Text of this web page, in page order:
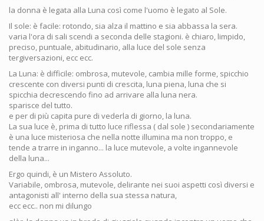
la donna è legata alla Luna così come l'uomo è legato al Sole.
Il sole: è facile: rotondo, sia alza il mattino e sia abbassa la sera.
varia l'ora di sali scendi a seconda delle stagioni. è chiaro, limpido,
preciso, puntuale, abitudinario, alla luce del sole senza
tergiversazioni, ecc ecc.
La Luna: è difficile: ombrosa, mutevole, cambia mille forme, spicchio
crescente con diversi punti di crescita, luna piena, luna che si
spicchia decrescendo fino ad arrivare alla luna nera.
sparisce del tutto.
e per di più capita pure di vederla di giorno, la luna.
La sua luce è, prima di tutto luce riflessa ( dal sole ) secondariamente
è una luce misteriosa che nella notte illumina ma non troppo, e
tende a trarre in inganno... la luce mutevole, a volte ingannevole
della luna...
Ergo quindi, è un Mistero Assoluto.
Variabile, ombrosa, mutevole, delirante nei suoi aspetti così diversi e
antagonisti all' interno della sua stessa natura,
ecc ecc.. non mi dilungo